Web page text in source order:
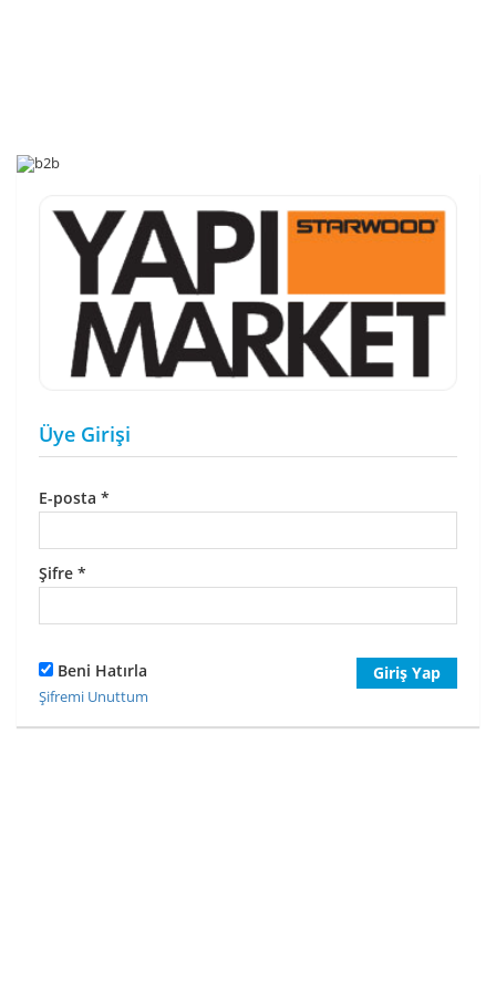
Üye Girişi
E-posta *
Şifre *
Beni Hatırla Giriş Yap
Şifremi Unuttum